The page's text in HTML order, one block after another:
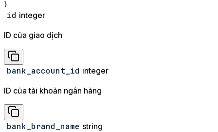
}
id integer
ID của giao dịch
bank_account_id integer
ID của tài khoản ngân hàng
bank_brand_name string